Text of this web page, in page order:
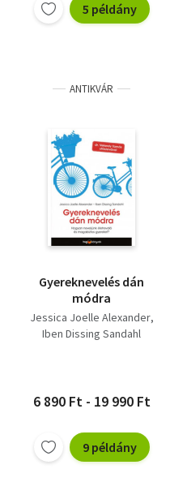
5 példány
ANTIKVÁR
Gyereknevelés dán
módra
Jessica Joelle Alexander
Iben Dissing Sandahl
6 890 Ft - 19 990 Ft
9 példány